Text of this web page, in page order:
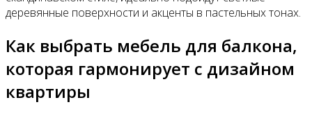
деревянные поверхности и акценты в пастельных тонах.
Как выбрать мебель для балкона,
которая гармонирует с дизайном
квартиры